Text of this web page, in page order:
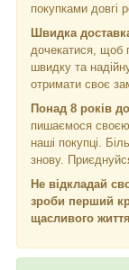
покупками довгі
Швидка
дочекатися, щоб
швидку та
отримати своє
Понад 8 років
пишаємося
наші покупці.
знову.
Не відкладай
зроби перший
щасливого